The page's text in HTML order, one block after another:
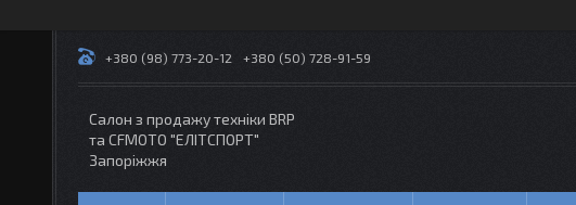
+380 (98) 773-20-12 +380 (50) 728-91-59
Салон з продажу техніки BRP
та CFMOTO "EЛІТСПОРТ"
Запоріжжя